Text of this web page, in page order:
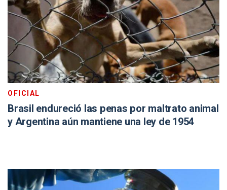
OFICIAL
Brasil endureció las penas por maltrato animal
y Argentina aún mantiene una ley de 1954